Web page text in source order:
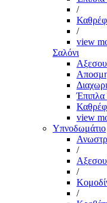
/
/
view
Σαλόνι
Έπιπλα
view
Υπνοδωμάτιο
/
/
/